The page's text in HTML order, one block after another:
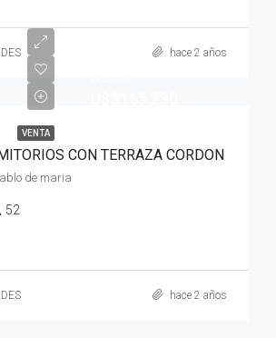
hace 2 años
VENTA
CON TERRAZA CORDON
de maria
52
hace 2 años